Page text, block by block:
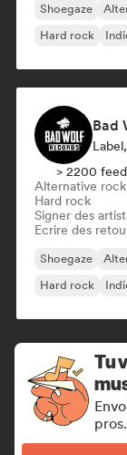
Shoegaze
Hard rock
Bad
> 2200
Alternative rock
Hard rock
Signer des
Ecrire des
Shoegaze
Hard rock
Tu
pros.